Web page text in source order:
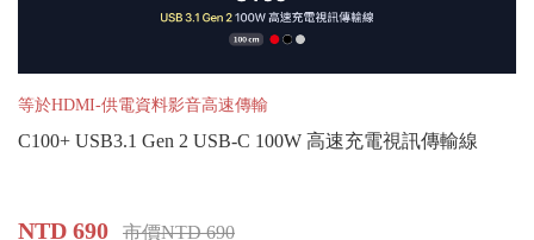
等於HDMI-供電資料影音高速傳輸
C100+ USB3.1 Gen 2 USB-C 100W 高速充電視訊傳輸線
NTD 690 市價NTD 690